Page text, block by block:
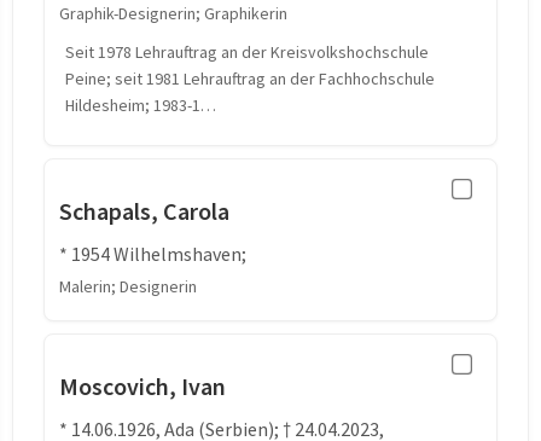
Graphik-Designerin; Graphikerin
Seit 1978 Lehrauftrag an der Kreisvolkshochschule
Peine; seit 1981 Lehrauftrag an der Fachhochschule
Hildesheim; 1983-1…
Schapals, Carola
* 1954 Wilhelmshaven;
Malerin; Designerin
Moscovich, Ivan
* 14.06.1926, Ada (Serbien); † 24.04.2023,